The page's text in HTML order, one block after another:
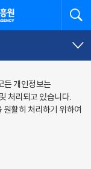
든 개인정보는
처리되고 있습니다.
활히 처리하기 위하여